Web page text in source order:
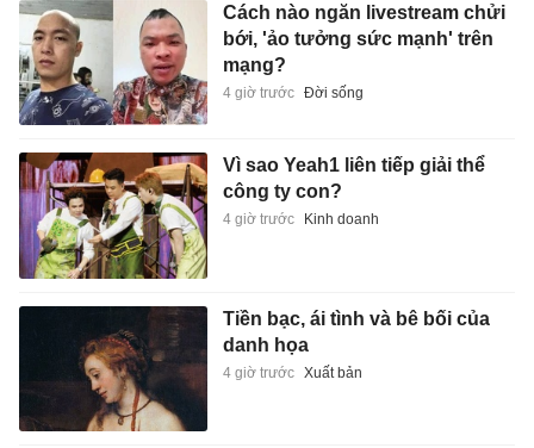
Cách nào ngăn livestream chửi
bới, 'ảo tưởng sức mạnh' trên
mạng?
4 giờ trước Đời sống
Vì sao Yeah1 liên tiếp giải thể
công ty con?
4 giờ trước Kinh doanh
Tiền bạc, ái tình và bê bối của
danh họa
4 giờ trước Xuất bản